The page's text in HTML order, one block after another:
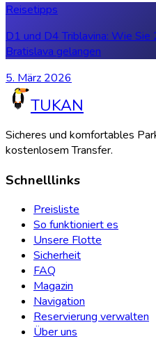
Reisetipps
D1 und D4 Triblavina: Wie
Bratislava gelangen
5. März 2026
TUKAN
Sicheres und komfortables
kostenlosem Transfer.
Schnelllinks
Preisliste
So funktioniert es
Unsere Flotte
Sicherheit
FAQ
Magazin
Navigation
Reservierung verwalten
Über uns